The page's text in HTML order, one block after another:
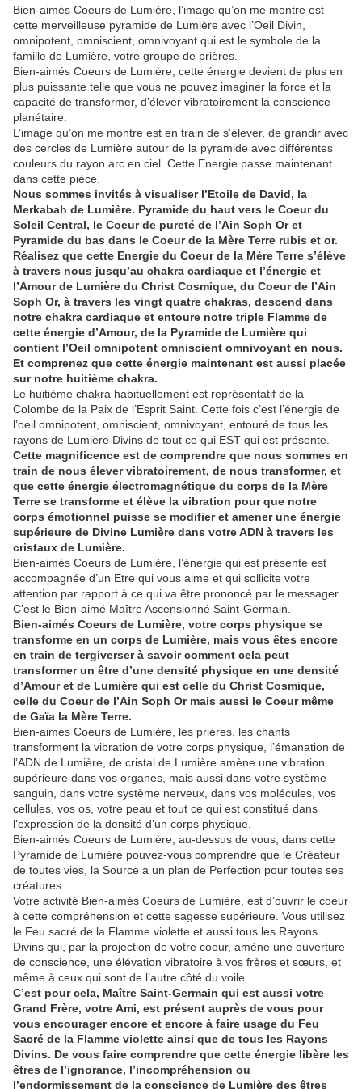
Bien-aimés Coeurs de Lumière, l’image qu’on me montre est
cette merveilleuse pyramide de Lumière avec l’Oeil Divin,
omnipotent, omniscient, omnivoyant qui est le symbole de la
famille de Lumière, votre groupe de prières.
Bien-aimés Coeurs de Lumière, cette énergie devient de plus en
plus puissante telle que vous ne pouvez imaginer la force et la
capacité de transformer, d’élever vibratoirement la conscience
planétaire.
L’image qu’on me montre est en train de s’élever, de grandir avec
des cercles de Lumière autour de la pyramide avec différentes
couleurs du rayon arc en ciel. Cette Energie passe maintenant
dans cette pièce.
Nous sommes invités à visualiser l’Etoile de David, la
Merkabah de Lumière. Pyramide du haut vers le Coeur du
Soleil Central, le Coeur de pureté de l’Ain Soph Or et
Pyramide du bas dans le Coeur de la Mère Terre rubis et or.
Réalisez que cette Energie du Coeur de la Mère Terre s’élève
à travers nous jusqu’au chakra cardiaque et l’énergie et
l’Amour de Lumière du Christ Cosmique, du Coeur de l’Ain
Soph Or, à travers les vingt quatre chakras, descend dans
notre chakra cardiaque et entoure notre triple Flamme de
cette énergie d’Amour, de la Pyramide de Lumière qui
contient l’Oeil omnipotent omniscient omnivoyant en nous.
Et comprenez que cette énergie maintenant est aussi placée
sur notre huitième chakra.
Le huitième chakra habituellement est représentatif de la
Colombe de la Paix de l’Esprit Saint. Cette fois c’est l’énergie de
l’oeil omnipotent, omniscient, omnivoyant, entouré de tous les
rayons de Lumière Divins de tout ce qui EST qui est présente.
Cette magnificence est de comprendre que nous sommes en
train de nous élever vibratoirement, de nous transformer, et
que cette énergie électromagnétique du corps de la Mère
Terre se transforme et élève la vibration pour que notre
corps émotionnel puisse se modifier et amener une énergie
supérieure de Divine Lumière dans votre ADN à travers les
cristaux de Lumière.
Bien-aimés Coeurs de Lumière, l’énergie qui est présente est
accompagnée d’un Etre qui vous aime et qui sollicite votre
attention par rapport à ce qui va être prononcé par le messager.
C’est le Bien-aimé Maître Ascensionné Saint-Germain.
Bien-aimés Coeurs de Lumière, votre corps physique se
transforme en un corps de Lumière, mais vous êtes encore
en train de tergiverser à savoir comment cela peut
transformer un être d’une densité physique en une densité
d’Amour et de Lumière qui est celle du Christ Cosmique,
celle du Coeur de l’Ain Soph Or mais aussi le Coeur même
de Gaïa la Mère Terre.
Bien-aimés Coeurs de Lumière, les prières, les chants
transforment la vibration de votre corps physique, l’émanation de
l’ADN de Lumière, de cristal de Lumière amène une vibration
supérieure dans vos organes, mais aussi dans votre système
sanguin, dans votre système nerveux, dans vos molécules, vos
cellules, vos os, votre peau et tout ce qui est constitué dans
l’expression de la densité d’un corps physique.
Bien-aimés Coeurs de Lumière, au-dessus de vous, dans cette
Pyramide de Lumière pouvez-vous comprendre que le Créateur
de toutes vies, la Source a un plan de Perfection pour toutes ses
créatures.
Votre activité Bien-aimés Coeurs de Lumière, est d’ouvrir le coeur
à cette compréhension et cette sagesse supérieure. Vous utilisez
le Feu sacré de la Flamme violette et aussi tous les Rayons
Divins qui, par la projection de votre coeur, amène une ouverture
de conscience, une élévation vibratoire à vos frères et sœurs, et
même à ceux qui sont de l’autre côté du voile.
C’est pour cela, Maître Saint-Germain qui est aussi votre
Grand Frère, votre Ami, est présent auprès de vous pour
vous encourager encore et encore à faire usage du Feu
Sacré de la Flamme violette ainsi que de tous les Rayons
Divins. De vous faire comprendre que cette énergie libère les
êtres de l’ignorance, l’incompréhension ou
l’endormissement de la conscience de Lumière des êtres